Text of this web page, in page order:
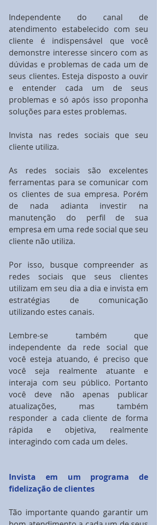
Independente do canal de
atendimento estabelecido com seu
cliente é indispensável que você
demonstre interesse sincero com as
dúvidas e problemas de cada um de
seus clientes. Esteja disposto a ouvir
e entender cada um de seus
problemas e só após isso proponha
soluções para estes problemas.
Invista nas redes sociais que seu
cliente utiliza.
As redes sociais são excelentes
ferramentas para se comunicar com
os clientes de sua empresa. Porém
de nada adianta investir na
manutenção do perfil de sua
empresa em uma rede social que seu
cliente não utiliza.
Por isso, busque compreender as
redes sociais que seus clientes
utilizam em seu dia a dia e invista em
estratégias de comunicação
utilizando estes canais.
Lembre-se também que
independente da rede social que
você esteja atuando, é preciso que
você seja realmente atuante e
interaja com seu público. Portanto
você deve não apenas publicar
atualizações, mas também
responder a cada cliente de forma
rápida e objetiva, realmente
interagindo com cada um deles.
Invista em um programa de
fidelização de clientes
Tão importante quando garantir um